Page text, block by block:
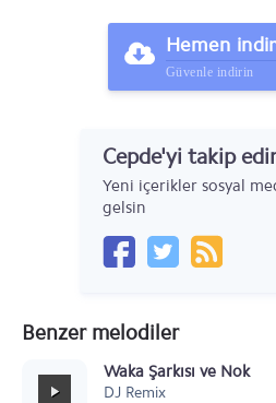
Hemen indir
Güvenle indirin
Cepde'yi takip
Yeni içerikler sosyal
gelsin
Benzer melodiler
Waka Şarkısı ve Nokia
DJ Remix